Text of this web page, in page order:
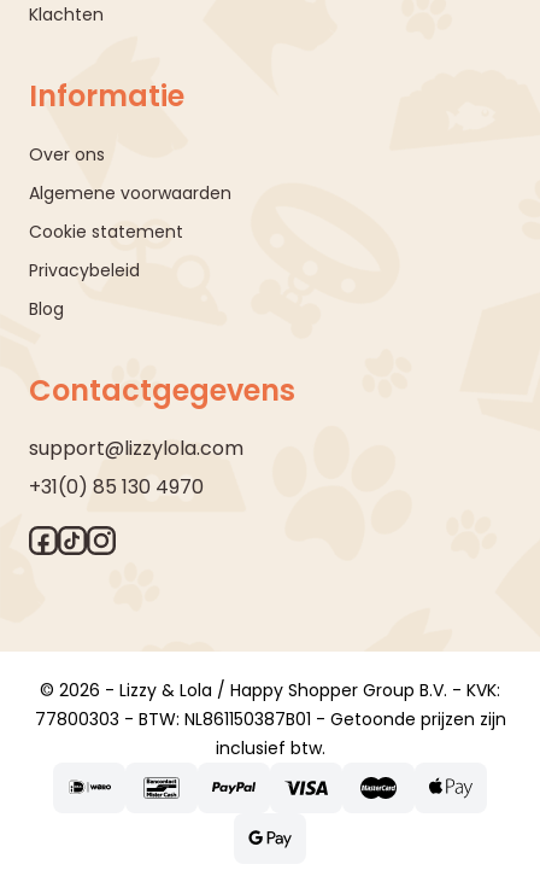
Klachten
Informatie
Over ons
Algemene voorwaarden
Cookie statement
Privacybeleid
Blog
Contactgegevens
support@lizzylola.com
+31(0) 85 130 4970
© 2026 - Lizzy & Lola / Happy Shopper Group B.V. - KVK:
77800303 - BTW: NL861150387B01 - Getoonde prijzen zijn
inclusief btw.